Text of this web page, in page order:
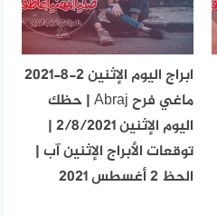
ابراج اليوم الإثنين 2-8-2021
ماغي فرح Abraj | حظك
اليوم الإثنين 2/8/2021 |
توقعات الأبراج الإثنين آب |
الحظ 2 أغسطس 2021